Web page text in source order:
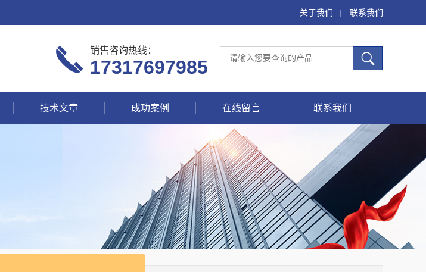
关于我们 | 联系我们
销售咨询热线：
17317697985
技术文章 成功案例 在线留言 联系我们